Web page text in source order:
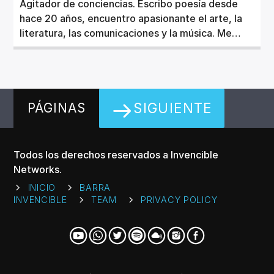
Agitador de conciencias. Escribo poesía desde
hace 20 años, encuentro apasionante el arte, la
literatura, las comunicaciones y la música. Me
clavé con la cultura hip hop y escribo artículos de
de flow y Música para volar.
PÁGINAS SIGUIENTE
Todos los derechos reservados a Invencible
Networks.
INICIO
BARRA
INVENCIBLE
TEAM PRIVACY POLICY